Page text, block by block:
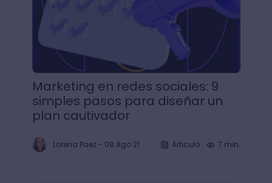
Marketing en redes sociales: 9
simples pasos para diseñar un
plan cautivador
Lorena Paez- 08 Ago 21 Articulo 7 min.